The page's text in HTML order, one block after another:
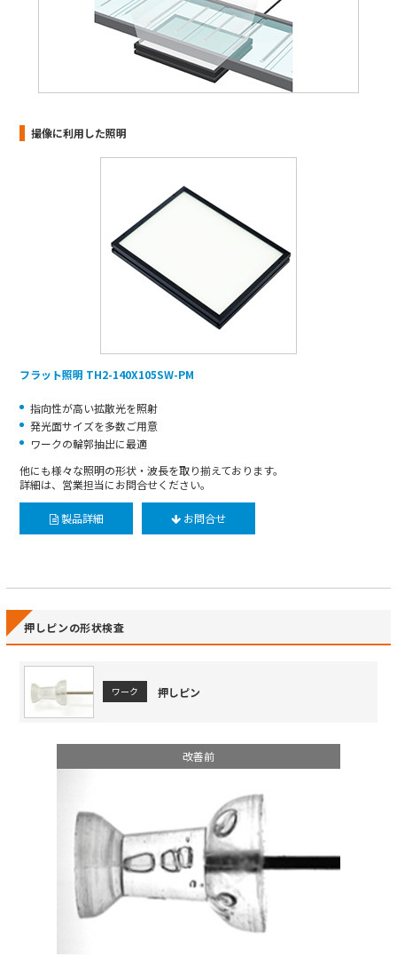
撮像に利用した照明
フラット照明 TH2-140X105SW-PM
指向性が高い拡散光を照射
発光面サイズを多数ご用意
ワークの輪郭抽出に最適
他にも様々な照明の形状・波長を取り揃えております。
詳細は、営業担当にお問合せください。
製品詳細 お問合せ
押しピンの形状検査
ワーク 押しピン
改善前